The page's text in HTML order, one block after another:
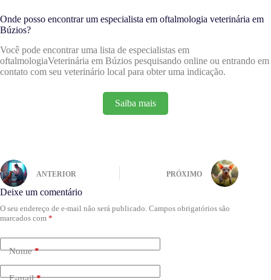
Onde posso encontrar um especialista em oftalmologia veterinária em
Búzios?
Você pode encontrar uma lista de especialistas em
oftalmologiaVeterinária em Búzios pesquisando online ou entrando em
contato com seu veterinário local para obter uma indicação.
Saiba mais
ANTERIOR PRÓXIMO
Deixe um comentário
O seu endereço de e-mail não será publicado. Campos obrigatórios são
marcados com *
Nome*